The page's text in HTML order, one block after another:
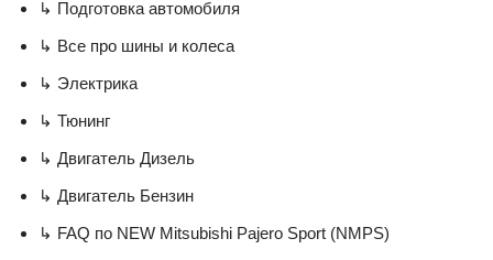
↳ Подготовка автомобиля
↳ Все про шины и колеса
↳ Электрика
↳ Тюнинг
↳ Двигатель Дизель
↳ Двигатель Бензин
↳ FAQ по NEW Mitsubishi Pajero Sport (NMPS)